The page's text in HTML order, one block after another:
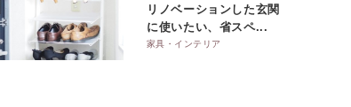
リノベーションした玄関
に使いたい、省スペ...
家具・インテリア